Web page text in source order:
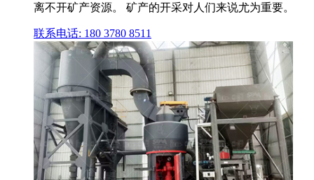
离不开矿产资源。 矿产的开采对人们来说尤为重要。
联系电话: 180 3780 8511